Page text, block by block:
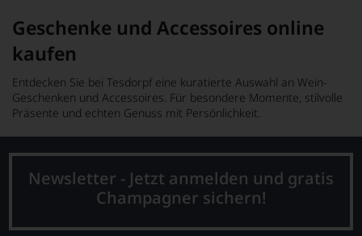
Geschenke und Accessoires online
kaufen
Entdecken Sie bei Tesdorpf eine kuratierte Auswahl an Wein-
Geschenken und Accessoires. Für besondere Momente, stilvolle
Präsente und echten Genuss mit Persönlichkeit.
Newsletter - Jetzt anmelden und gratis
Champagner sichern!